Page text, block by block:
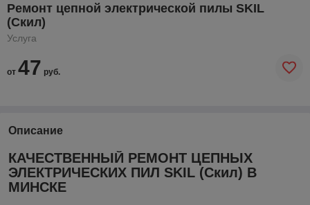
Ремонт цепной электрической пилы SKIL
(Скил)
Услуга
от 47 руб.
Описание
КАЧЕСТВЕННЫЙ РЕМОНТ ЦЕПНЫХ
ЭЛЕКТРИЧЕСКИХ ПИЛ SKIL (Скил) В
МИНСКЕ